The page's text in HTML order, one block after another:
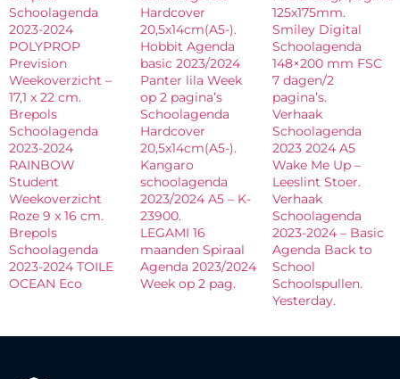
Schoolagenda
2023-2024
POLYPROP
Prevision
Weekoverzicht –
17,1 x 22 cm.
Brepols
Schoolagenda
2023-2024
RAINBOW
Student
Weekoverzicht
Roze 9 x 16 cm.
Brepols
Schoolagenda
2023-2024 TOILE
OCEAN Eco
Hardcover
20,5x14cm(A5-).
Hobbit Agenda
basic 2023/2024
Panter lila Week
op 2 pagina’s
Schoolagenda
Hardcover
20,5x14cm(A5-).
Kangaro
schoolagenda
2023/2024 A5 – K-
23900.
LEGAMI 16
maanden Spiraal
Agenda 2023/2024
Week op 2 pag.
125x175mm.
Smiley Digital
Schoolagenda
148×200 mm FSC
7 dagen/2
pagina’s.
Verhaak
Schoolagenda
2023 2024 A5
Wake Me Up –
Leeslint Stoer.
Verhaak
Schoolagenda
2023-2024 – Basic
Agenda Back to
School
Schoolspullen.
Yesterday.